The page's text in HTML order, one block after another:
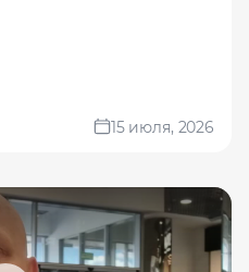
15 июля, 2026